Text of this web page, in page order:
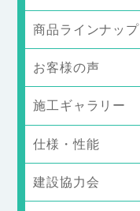
商品ラインナップ
お客様の声
施工ギャラリー
仕様・性能
建設協力会